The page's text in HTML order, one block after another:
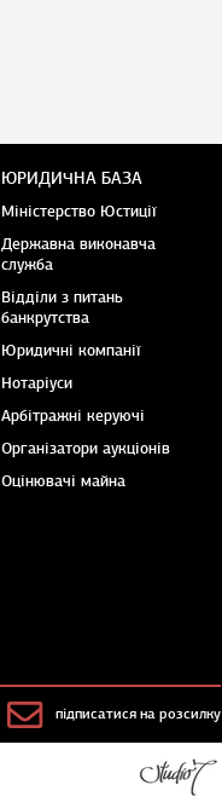
ЮРИДИЧНА БАЗА
Міністерство Юстиції
Державна виконавча
служба
Відділи з питань
банкрутства
Юридичні компанії
Нотаріуси
Арбітражні керуючі
Організатори аукціонів
Оцінювачі майна
підписатися на розсилку